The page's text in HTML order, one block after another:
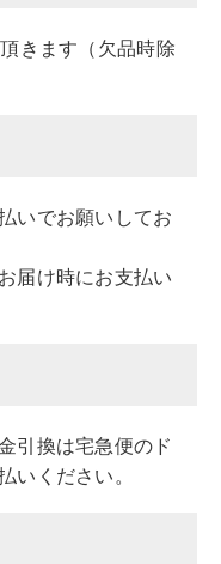
きます（欠品時除
いでお願いしてお
届け時にお支払い
引換は宅急便のド
いください。